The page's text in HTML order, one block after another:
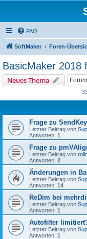
FAQ
SoftMaker Foren-
BasicMaker 2018
Neues Thema
Frage zu
Letzter Beitrag von
Antworten: 1
Frage zu
Letzter Beitrag von
Antworten: 2
Änderungen in
Letzter Beitrag von
Antworten: 14
ReDim bei
Letzter Beitrag von
Antworten: 1
Autofilter
Letzter Beitrag von
Antworten: 1